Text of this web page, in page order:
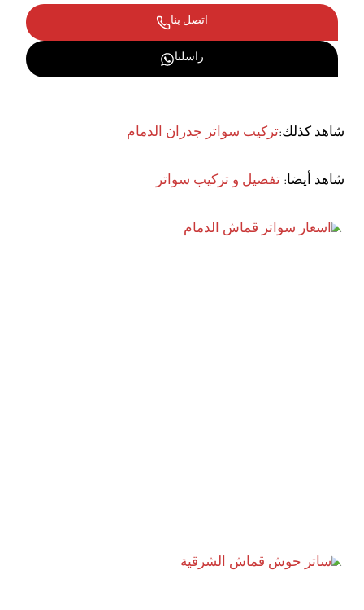
اتصل بنا
راسلنا
شاهد كذلك:تركيب سواتر جدران الدمام
شاهد أيضا: تفصيل و تركيب سواتر